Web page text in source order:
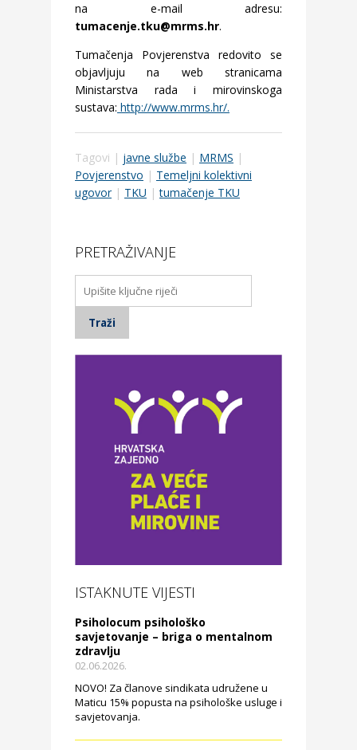
na e-mail adresu:
tumacenje.tku@mrms.hr.
Tumačenja Povjerenstva redovito se
objavljuju na web stranicama
Ministarstva rada i mirovinskoga
sustava: http://www.mrms.hr/.
Tagovi | javne službe | MRMS |
Povjerenstvo | Temeljni kolektivni
ugovor| TKU |tumačenje TKU
PRETRAŽIVANJE
ISTAKNUTE VIJESTI
Psiholocum psihološko
savjetovanje – briga o mentalnom
zdravlju
02.06.2026.
NOVO! Za članove sindikata udružene u
Maticu 15% popusta na psihološke usluge i
savjetovanja.